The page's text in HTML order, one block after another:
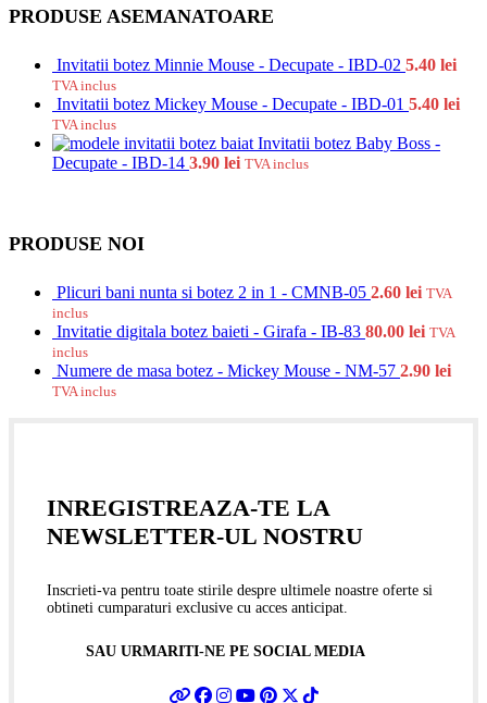
PRODUSE ASEMANATOARE
Invitatii botez Minnie Mouse - Decupate - IBD-02 5.40 lei
TVA inclus
Invitatii botez Mickey Mouse - Decupate - IBD-01 5.40 lei
TVA inclus
Invitatii botez Baby Boss -
Decupate - IBD-14 3.90 lei TVA inclus
PRODUSE NOI
Plicuri bani nunta si botez 2 in 1 - CMNB-05 2.60 lei TVA
inclus
Invitatie digitala botez baieti - Girafa - IB-83 80.00 lei TVA
inclus
Numere de masa botez - Mickey Mouse - NM-57 2.90 lei
TVA inclus
INREGISTREAZA-TE LA
NEWSLETTER-UL NOSTRU
Inscrieti-va pentru toate stirile despre ultimele noastre oferte si
obtineti cumparaturi exclusive cu acces anticipat.
SAU URMARITI-NE PE SOCIAL MEDIA